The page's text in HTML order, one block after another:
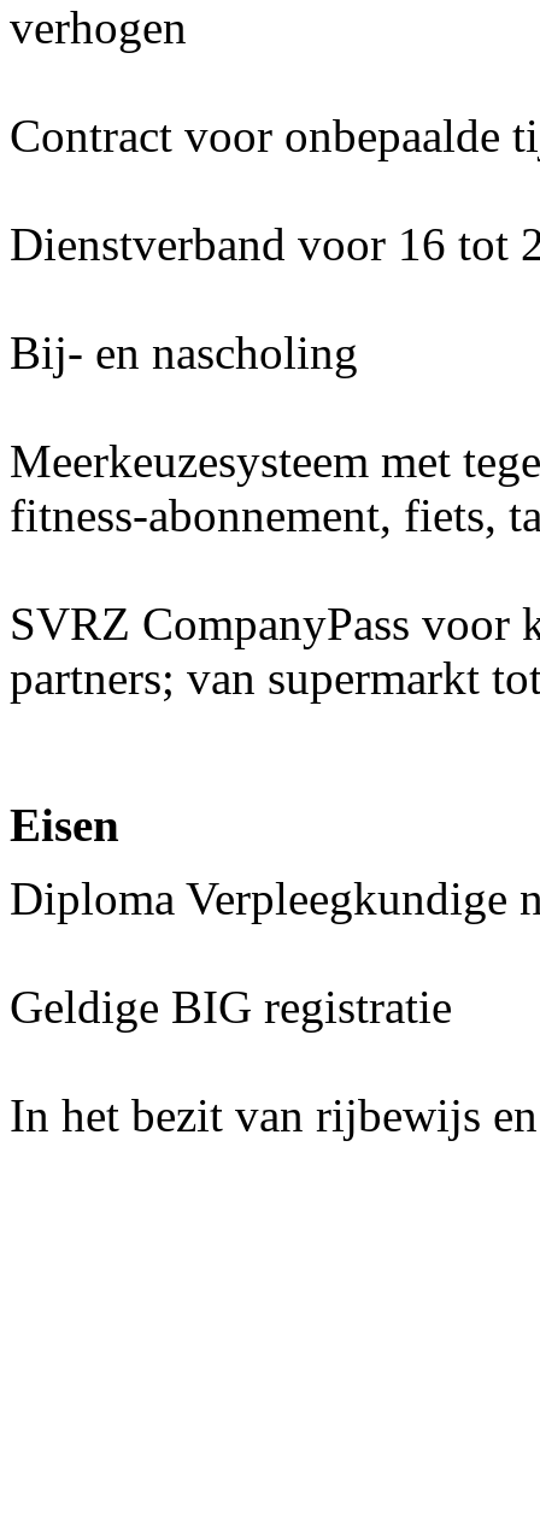
verhogen
Contract voor onbepaalde
Dienstverband voor 16 tot
Bij- en nascholing
Meerkeuzesysteem met
fitness-abonnement, fiets,
SVRZ CompanyPass voor
partners; van supermarkt
Eisen
Diploma Verpleegkundige
Geldige BIG registratie
In het bezit van rijbewijs